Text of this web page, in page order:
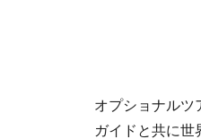
オプショナルツ
ガイドと共に世